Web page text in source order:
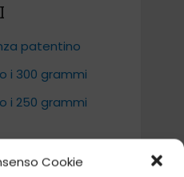
Cookie
patentino
i 300 grammi
i 250 grammi